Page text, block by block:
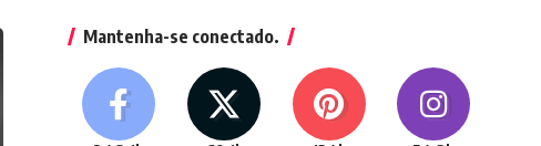
Mantenha-se conectado.